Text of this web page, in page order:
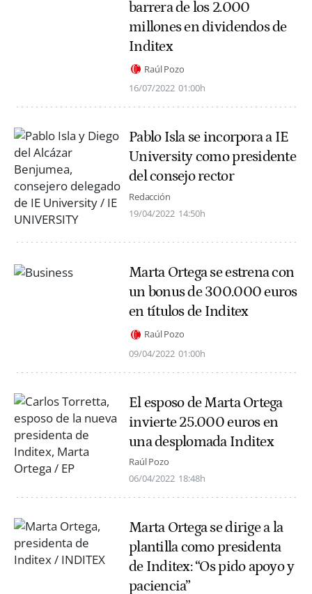
barrera de los 2.000
millones en dividendos de
Inditex
Raúl Pozo
16/07/2022 01:00h
Pablo Isla se incorpora a IE
University como presidente
del consejo rector
Redacción
19/04/2022 14:50h
Marta Ortega se estrena con
un bonus de 300.000 euros
en títulos de Inditex
Raúl Pozo
09/04/2022 01:00h
El esposo de Marta Ortega
invierte 25.000 euros en
una desplomada Inditex
Raúl Pozo
06/04/2022 18:48h
Marta Ortega se dirige a la
plantilla como presidenta
de Inditex: “Os pido apoyo y
paciencia”